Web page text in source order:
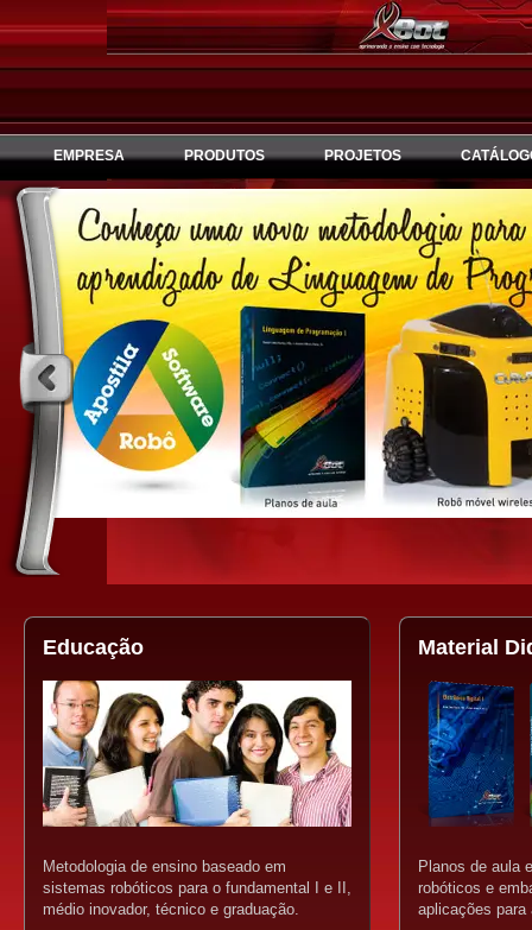
EMPRESA PRODUTOS PROJETOS
Educação
Metodologia de ensino baseado em
sistemas robóticos para o fundamental I e II,
médio inovador, técnico e graduação.
Material
Planos de aula
robóticos e
aplicações para